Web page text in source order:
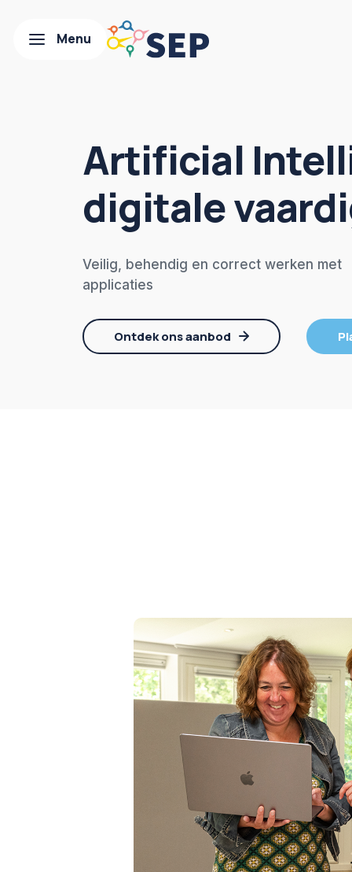
Artificial
digitale
Veilig, behendig en correct werken met
applicaties
Ontdek ons aanbod